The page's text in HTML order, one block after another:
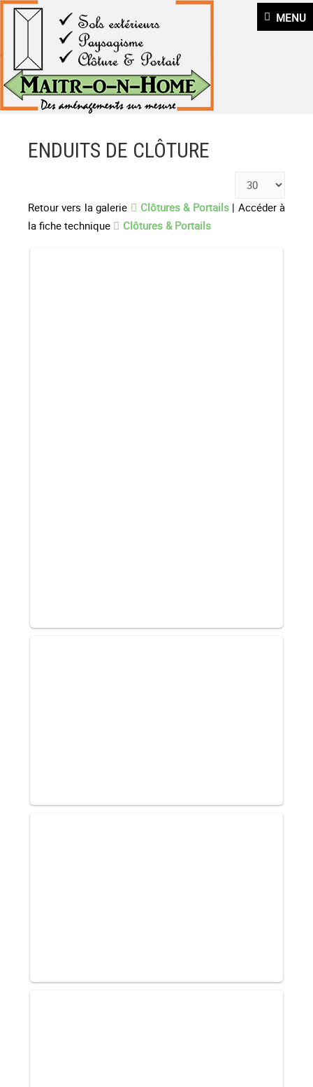
MENU
ENDUITS DE CLÔTURE
Retour vers la galerie Clôtures & Portails| Accéder à
la fiche technique
Clôtures & Portails